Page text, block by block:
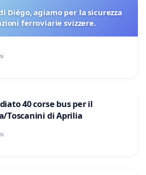
Diégo, agiamo per la sicurezza
ferroviarie svizzere.
40 corse bus per il
Toscanini di Aprilia